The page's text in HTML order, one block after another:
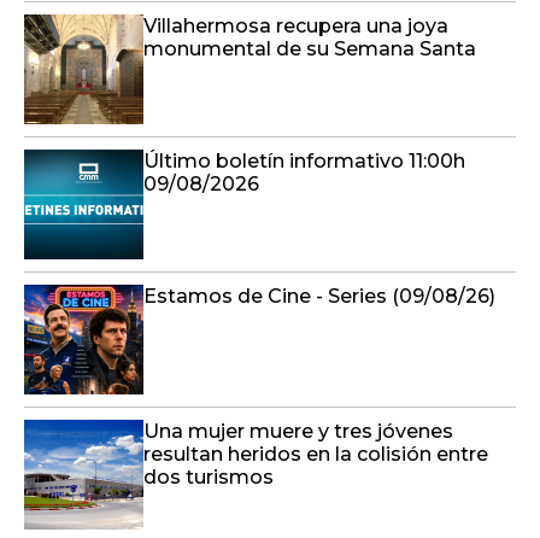
Villahermosa recupera una joya
monumental de su Semana Santa
Último boletín informativo 11:00h
09/08/2026
Estamos de Cine - Series (09/08/26)
Una mujer muere y tres jóvenes
resultan heridos en la colisión entre
dos turismos